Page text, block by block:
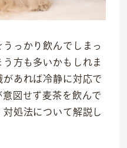
っかり飲んでしまっ
方も多いかもしれま
あれば冷静に対応で
図せず麦茶を飲んで
処法について解説し